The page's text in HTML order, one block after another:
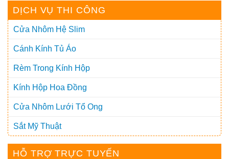
DỊCH VỤ THI CÔNG
Cửa Nhôm Hệ Slim
Cánh Kính Tủ Áo
Rèm Trong Kính Hộp
Kính Hộp Hoa Đồng
Cửa Nhôm Lưới Tổ Ong
Sắt Mỹ Thuật
HỖ TRỢ TRỰC TUYẾN